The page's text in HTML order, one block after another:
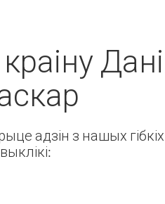
адзін з нашых